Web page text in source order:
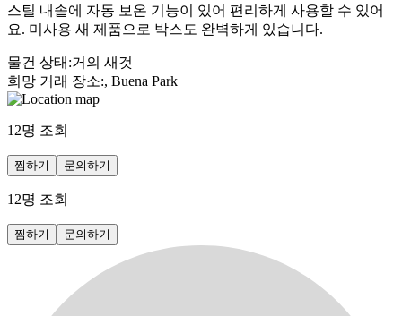
스틸 내솥에 자동 보온 기능이 있어 편리하게 사용할 수 있어
요. 미사용 새 제품으로 박스도 완벽하게 있습니다.
물건 상태 :거의 새것
희망 거래 장소:, Buena Park
12명 조회
찜하기 문의하기
12명 조회
찜하기 문의하기